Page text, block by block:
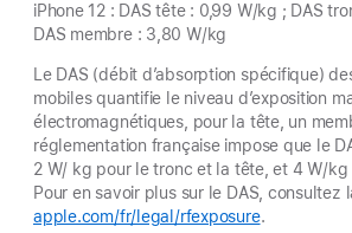
iPhone 12 : DAS tête : 0,99 W/kg ; DAS
DAS membre : 3,80 W/kg
Le DAS (débit d’absorption spécifique)
mobiles quantifie le niveau d’exposition
électromagnétiques, pour la tête, un
réglementation française impose que le
2 W/ kg pour le tronc et la tête, et 4 W/kg
Pour en savoir plus sur le DAS, consultez
apple.com/fr/legal/rfexposure.